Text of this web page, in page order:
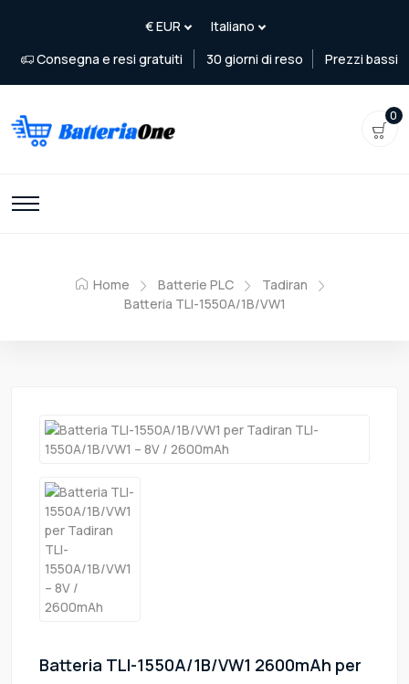
Consegna e resi gratuiti 30 giorni di reso Prezzi bassi
0
Home Batterie PLC
Tadiran
Batteria TLI-1550A/1B/VW1
Batteria TLI-1550A/1B/VW1 2600mAh per